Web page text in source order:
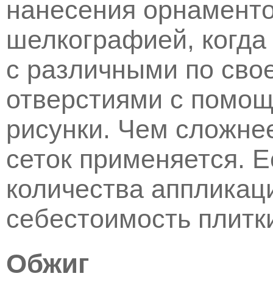
нанесения
шелкографией,
с различными по
отверстиями с
рисунки. Чем
сеток применяется.
количества
себестоимость
Обжиг